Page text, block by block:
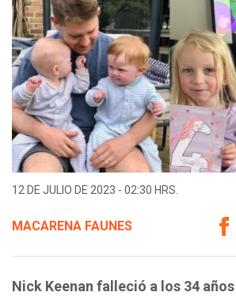
12 DE JULIO DE 2023 - 02:30 HRS.
MACARENA FAUNES
Nick Keenan falleció a los 34